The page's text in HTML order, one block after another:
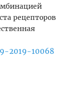
рецепторов
2019-10068